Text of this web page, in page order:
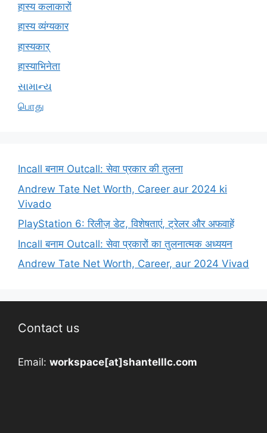
हास्य कलाकारों
हास्य व्यंग्यकार
हास्यकार्
हास्याभिनेता
સામાન્ય
பொது
Incall बनाम Outcall: सेवा प्रकार की तुलना
Andrew Tate Net Worth, Career aur 2024 ki
Vivado
PlayStation 6: रिलीज़ डेट, विशेषताएं, ट्रेलर और अफवाहें
Incall बनाम Outcall: सेवा प्रकारों का तुलनात्मक अध्ययन
Andrew Tate Net Worth, Career, aur 2024 Vivad
Contact us
Email: workspace[at]shantelllc.com